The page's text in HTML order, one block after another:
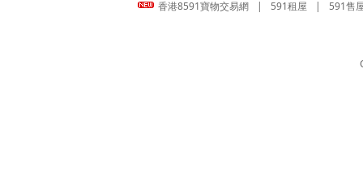
香港8591寶物交易網 | 591租屋 | 591售